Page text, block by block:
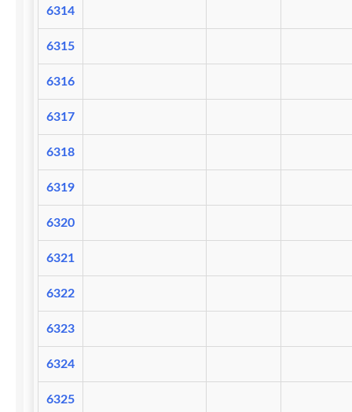
6314
6315
6316
6317
6318
6319
6320
6321
6322
6323
6324
6325